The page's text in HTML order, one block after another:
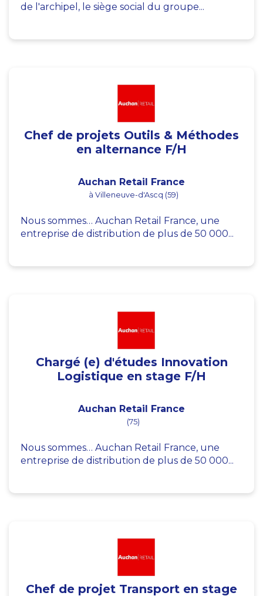
de l'archipel, le siège social du groupe...
Chef de projets Outils & Méthodes
en alternance F/H
Auchan Retail France
à Villeneuve-d'Ascq (59)
Nous sommes… Auchan Retail France, une
entreprise de distribution de plus de 50 000...
Chargé (e) d'études Innovation
Logistique en stage F/H
Auchan Retail France
(75)
Nous sommes… Auchan Retail France, une
entreprise de distribution de plus de 50 000...
Chef de projet Transport en stage